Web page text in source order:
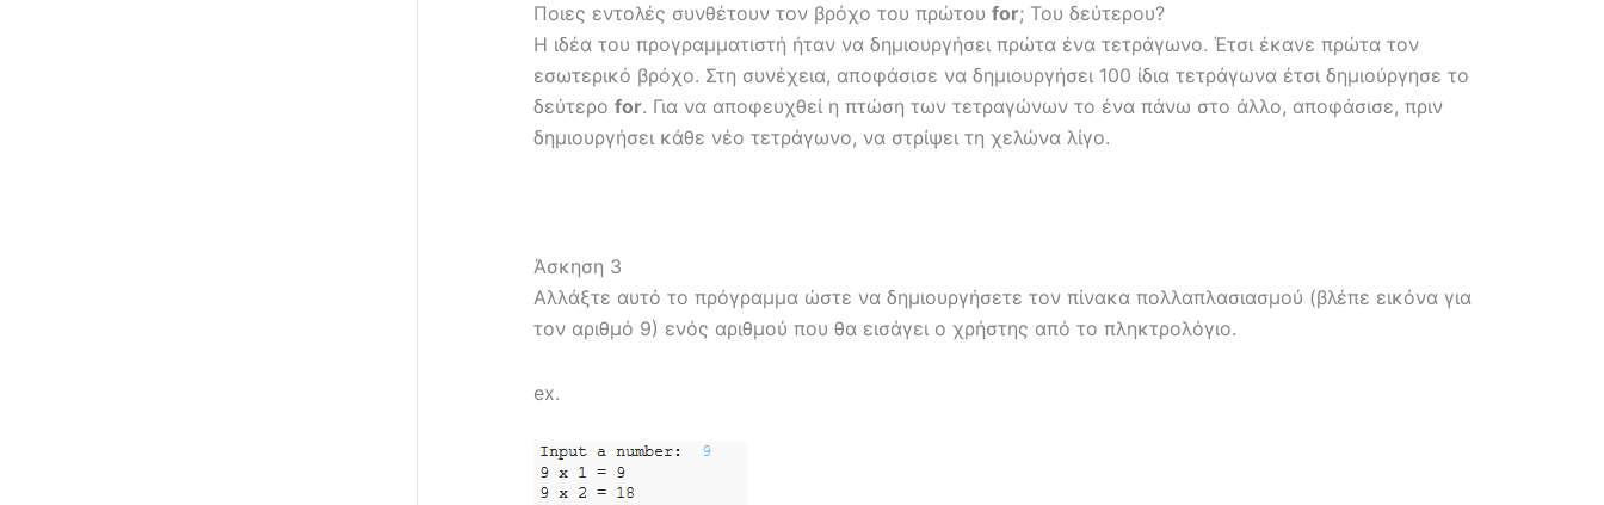
Ποιες εντολές συνθέτουν τον βρόχο του πρώτου for; Του δεύτερου?
Η ιδέα του προγραμματιστή ήταν να δημιουργήσει πρώτα ένα τετράγωνο. Έτσι έκανε πρώτα τον
εσωτερικό βρόχο. Στη συνέχεια, αποφάσισε να δημιουργήσει 100 ίδια τετράγωνα έτσι δημιούργησε το
δεύτερο for. Για να αποφευχθεί η πτώση των τετραγώνων το ένα πάνω στο άλλο, αποφάσισε, πριν
δημιουργήσει κάθε νέο τετράγωνο, να στρίψει τη χελώνα λίγο.
Άσκηση 3
Αλλάξτε αυτό το πρόγραμμα ώστε να δημιουργήσετε τον πίνακα πολλαπλασιασμού (βλέπε εικόνα για
τον αριθμό 9) ενός αριθμού που θα εισάγει ο χρήστης από το πληκτρολόγιο.
ex.